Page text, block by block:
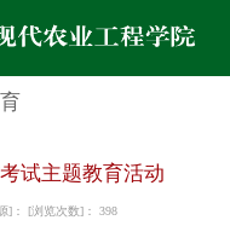
试主题教育活动
]： [浏览次数]： 398